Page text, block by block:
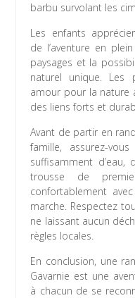
barbu survolant les
Les enfants
de l’aventure en
paysages et la
naturel unique. Les
amour pour la nature
des liens forts et
Avant de partir en
famille, assurez-
suffisamment d’eau,
trousse de
confortablement
marche. Respectez
ne laissant aucun
règles locales.
En conclusion, une
Gavarnie est une
à chacun de se